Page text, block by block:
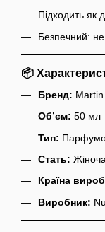
Підходить як
Безпечний: не
📦
Бренд:
Обʼєм: 50 мл
Тип:
Стать: Жіноча
Країна
Виробник: